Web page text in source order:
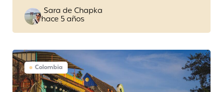
Posted
by
Sara de Chapka
hace 5 años
Colombia